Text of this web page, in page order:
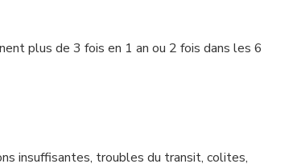
plus de 3 fois en 1 an ou 2 fois dans les 6
insuffisantes, troubles du transit, colites,